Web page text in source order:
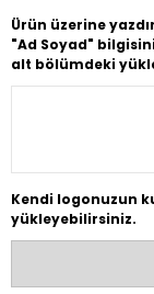
Ürün üzerine
"Ad Soyad"
alt bölümdeki
Kendi logonuzun
yükleyebilirsiniz.